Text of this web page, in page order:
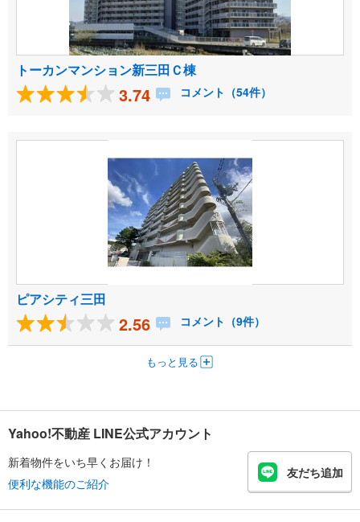
トーカンマンション新三田Ｃ棟
3.74 コメント（54件）
ピアシティ三田
2.56 コメント（9件）
もっと見る
Yahoo!不動産 LINE公式アカウント
新着物件をいち早くお届け！
便利な機能のご紹介
友だち追加